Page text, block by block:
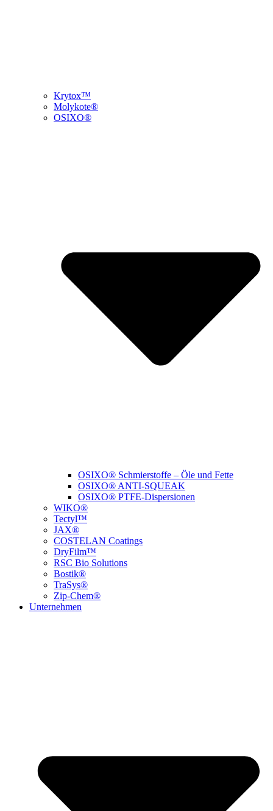
Krytox™
Molykote®
OSIXO®
OSIXO® Schmierstoffe – Öle und Fette
OSIXO® ANTI-SQUEAK
OSIXO® PTFE-Dispersionen
WIKO®
Tectyl™
JAX®
COSTELAN Coatings
DryFilm™
RSC Bio Solutions
Bostik®
TraSys®
Zip-Chem®
Unternehmen